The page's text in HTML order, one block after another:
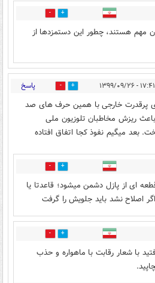
5
مهم هستند، چطور این دستمزدها از
۱۷:۴۱ - ۱۳۹۹/۰۹/۲۶ 6 پاسخ
پرقدرت خارجی با همین حرف های صد
ریزش مخاطبان تلوزیون ملی
بعد میگیم نفوذ کجا اتفاق افتاده
19
ای از پازل دشمن میشود؛ قاعدتا یا
اصلاح نشد باید جلویش را گرفت
0
با شعار رقابت با ماهواره و حذب